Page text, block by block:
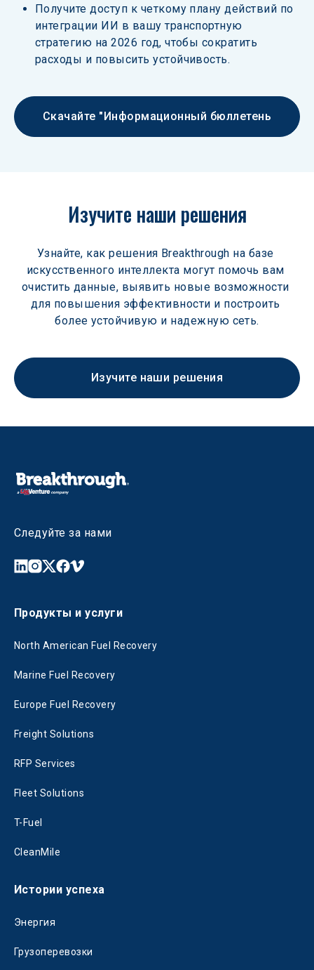
Получите доступ к четкому плану действий по
интеграции ИИ в вашу транспортную
стратегию на 2026 год, чтобы сократить
расходы и повысить устойчивость.
Скачайте "Информационный бюллетень
Изучите наши решения
Узнайте, как решения Breakthrough на базе
искусственного интеллекта могут помочь вам
очистить данные, выявить новые возможности
для повышения эффективности и построить
более устойчивую и надежную сеть.
Изучите наши решения
Следуйте за нами
Продукты и услуги
North American Fuel Recovery
Marine Fuel Recovery
Europe Fuel Recovery
Freight Solutions
RFP Services
Fleet Solutions
T-Fuel
CleanMile
Истории успеха
Энергия
Грузоперевозки